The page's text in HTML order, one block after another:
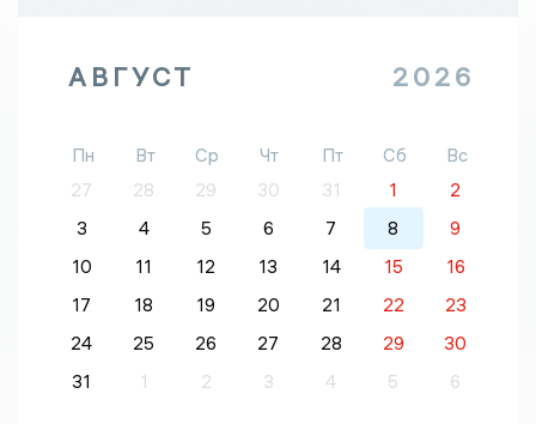
АВГУСТ 2026
Пн Вт Ср Чт Пт Сб
Вс
27
28 29 30 31 1
2
3
4 5 6 7 8
9
10
11 12 13 14 15
16
17
18 19 20 21 22
23
24
25 26 27 28 29
30
31
1 2 3 4 5 6